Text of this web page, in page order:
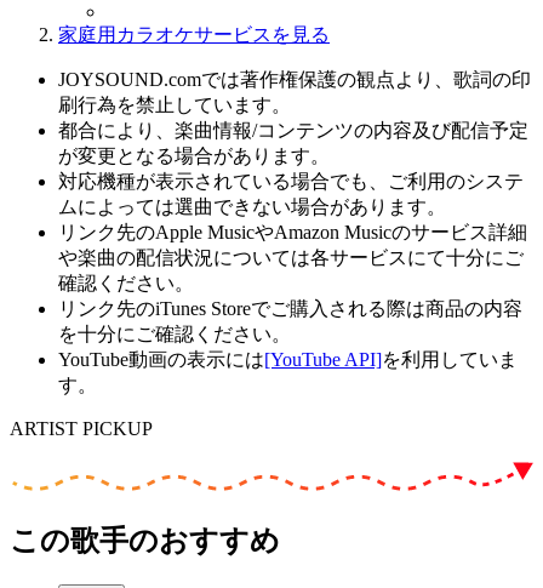
家庭用カラオケサービスを見る
JOYSOUND.comでは著作権保護の観点より、歌詞の印
刷行為を禁止しています。
都合により、楽曲情報/コンテンツの内容及び配信予定
が変更となる場合があります。
対応機種が表示されている場合でも、ご利用のシステ
ムによっては選曲できない場合があります。
リンク先のApple MusicやAmazon Musicのサービス詳細
や楽曲の配信状況については各サービスにて十分にご
確認ください。
リンク先のiTunes Storeでご購入される際は商品の内容
を十分にご確認ください。
YouTube動画の表示には[YouTube API]を利用していま
す。
ARTIST PICKUP
この歌手のおすすめ